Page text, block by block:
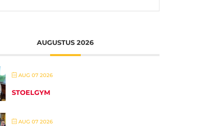
AUGUSTUS 2026
AUG 07 2026
STOELGYM
AUG 07 2026